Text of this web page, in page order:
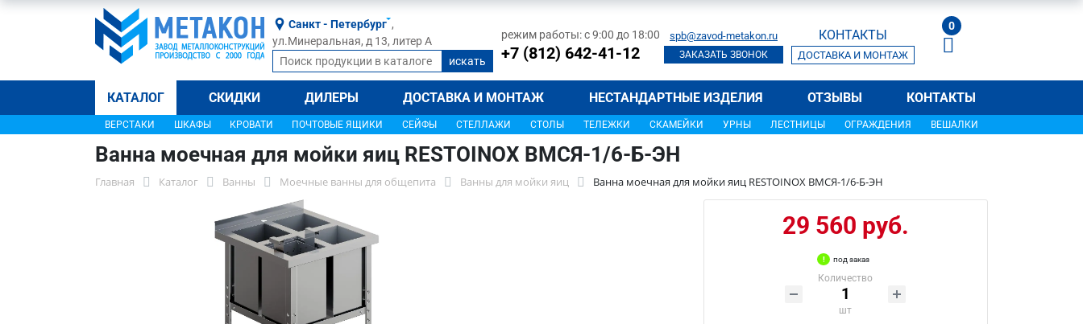
Санкт - Петербург ,
ул.Минеральная, д 13, литер А
режим работы: с 9:00 до 18:00
+7 (812) 642-41-12
spb@zavod-metakon.ru
ЗАКАЗАТЬ ЗВОНОК
КОНТАКТЫ
ДОСТАВКА И МОНТАЖ
0
КАТАЛОГ СКИДКИ ДИЛЕРЫ ДОСТАВКА И МОНТАЖ НЕСТАНДАРТНЫЕ ИЗДЕЛИЯ ОТЗЫВЫ КОНТАКТЫ
ВЕРСТАКИ ШКАФЫ КРОВАТИ ПОЧТОВЫЕ ЯЩИКИ СЕЙФЫ СТЕЛЛАЖИ СТОЛЫ ТЕЛЕЖКИ СКАМЕЙКИ УРНЫ ЛЕСТНИЦЫ ОГРАЖДЕНИЯ ВЕШАЛКИ
Ванна моечная для мойки яиц RESTOINOX ВМСЯ-1/6-Б-ЭН
Главная Каталог Ванны Моечные ванны для общепита Ванны для мойки яиц Ванна моечная для мойки яиц RESTOINOX ВМСЯ-1/6-Б-ЭН
29 560 руб.
под заказ
Количество
шт